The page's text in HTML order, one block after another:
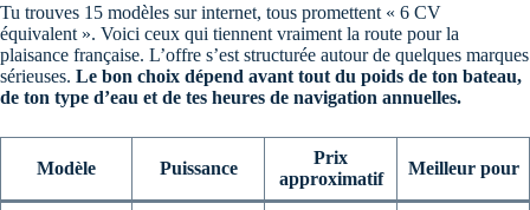
Tu trouves 15 modèles sur internet, tous promettent « 6 CV
équivalent ». Voici ceux qui tiennent vraiment la route pour la
plaisance française. L’offre s’est structurée autour de quelques marques
sérieuses. Le bon choix dépend avant tout du poids de ton bateau,
de ton type d’eau et de tes heures de navigation annuelles.
Modèle Puissance
Prix
approximatif
Meilleur pour